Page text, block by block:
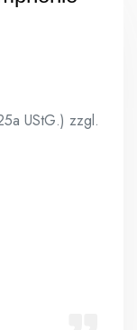
UStG.) zzgl.